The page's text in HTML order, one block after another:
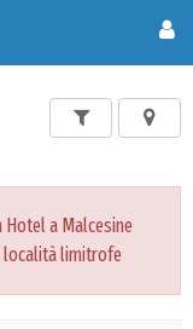
a Malcesine
località limitrofe